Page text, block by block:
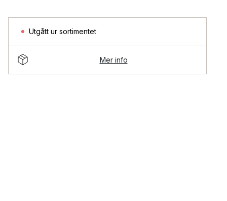
Utgått ur sortimentet
Mer info